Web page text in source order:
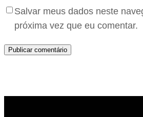
Salvar meus dados neste
próxima vez que eu comentar.